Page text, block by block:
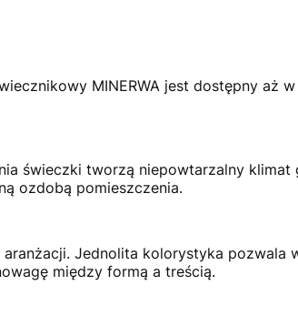
MINERWA jest dostępny aż
świeczki tworzą niepowtarzalny klimat
ozdobą pomieszczenia.
Jednolita kolorystyka pozwala
między formą a treścią.